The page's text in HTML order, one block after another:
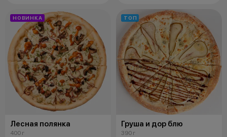
НОВИНКА
Лесная полянка
400 г
ТОП
Груша и дор блю
390 г